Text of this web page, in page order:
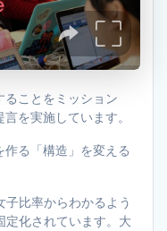
ことをミッション
を実施しています。
る「構造」を変える
比率からわかるよう
定化されています。大